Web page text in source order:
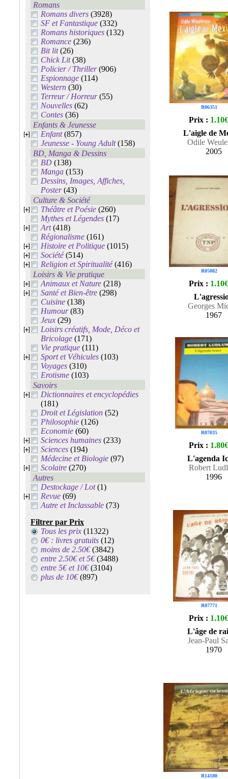
Romans
Romans divers (3928)
SF et Fantastique (332)
Romans historiques (132)
Romance (236)
Bit lit(26)
Chick Lit(38)
Policier / Thriller(906)
Espionnage (114)
Western (30)
Terreur / Horreur(55)
Nouvelles (62)
Contes (36)
Enfants & Jeunesse
Enfant(857)
Jeunesse - Young Adult(158)
BD, Manga & Dessins
BD (138)
Manga (153)
Dessins, Images, Affiches,
Poster(43)
Culture & Société
Théâtre et Poésie (260)
Mythes et Légendes (17)
Art(418)
Régionalisme (161)
Histoire et Politique (1015)
Société(514)
Religion et Spiritualité(416)
Loisirs & Vie pratique
Animaux et Nature (218)
Santé et Bien-être (298)
Cuisine (138)
Humour(83)
Jeux (29)
Loisirs créatifs, Mode, Déco et
Bricolage (171)
Vie pratique (111)
Sport et Véhicules (103)
Voyages (310)
Erotisme (103)
Savoirs
Dictionnaires et encyclopédies
(181)
Droit et Législation (52)
Philosophie (126)
Economie (60)
Sciences humaines (233)
Sciences (194)
Médecine et Biologie (97)
Scolaire (270)
Autres
Destockage / Lot(1)
Revue (69)
Autre et Inclassable (73)
Filtrer par Prix
Tous les prix (11322)
0€ : livres gratuits (12)
moins de 2.50€(3842)
entre 2.50€ et 5€(3488)
entre 5€ et 10€(3104)
plus de 10€(897)
R06351
Prix : 1.10€
L'aigle de
Odile
2005
R05082
Prix : 1.10€
Georges
1967
R07035
Prix : 1.80€
L'agenda
Robert
1996
R07771
Prix : 1.10€
L'âge de
Jean-Paul
1970
R14180